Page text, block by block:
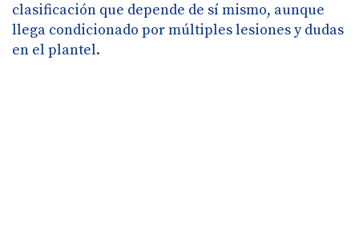
clasificación que depende de sí mismo, aunque
llega condicionado por múltiples lesiones y dudas
en el plantel.